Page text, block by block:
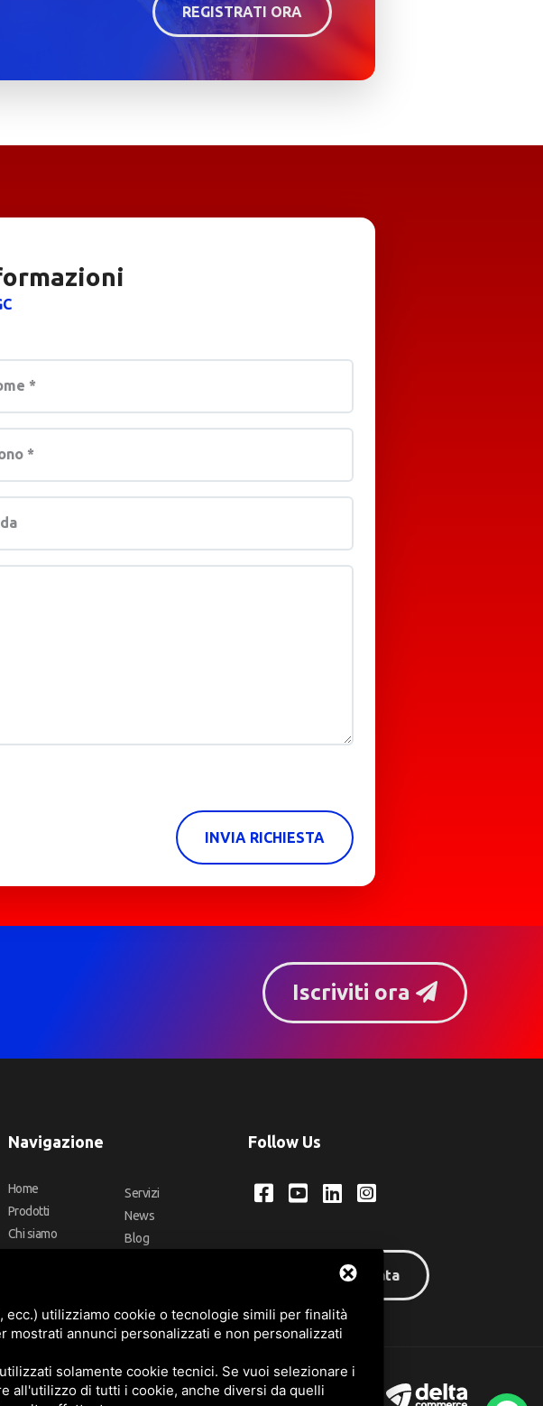
REGISTRATI ORA
*
*
INVIA RICHIESTA
Iscriviti ora
Navigazione
Home
Prodotti
Chi siamo
Servizi
News
Blog
Follow Us
Area riservata
ecc.) utilizziamo cookie o tecnologie simili per finalità
mostrati annunci personalizzati e non personalizzati
solamente cookie tecnici. Se vuoi selezionare i
all'utilizzo di tutti i cookie, anche diversi da quelli